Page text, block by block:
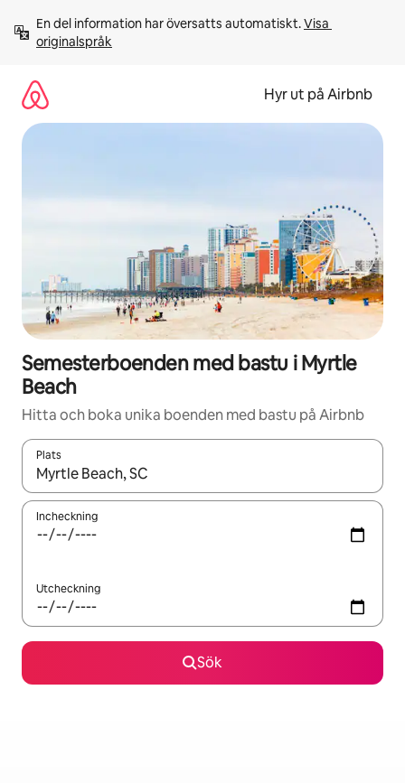
innehåll
En del information har översatts automatiskt. Visa
originalspråk
Hyr ut på Airbnb
Semesterboenden med bastu i Myrtle
Beach
Hitta och boka unika boenden med bastu på Airbnb
Plats
När resultaten är tillgängliga kan du navigera med upp- och
Incheckning
Utcheckning
Sök